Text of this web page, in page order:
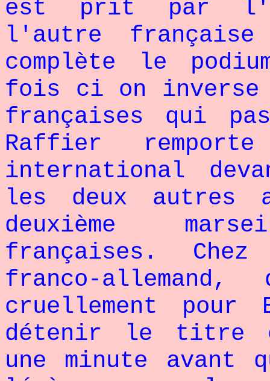
est prit par
l'autre française
complète le
fois ci on
françaises qui
Raffier
international
les deux autres
deuxième
françaises.
franco-
cruellement pour
détenir le titre
une minute avant